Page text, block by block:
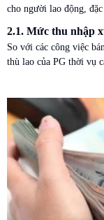
cho người lao động,
2.1. Mức thu nhập
So với các công việc
thù lao của PG thời vụ